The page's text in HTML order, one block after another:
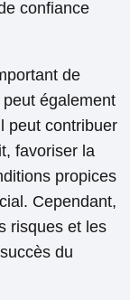
confiance
de
également
peut contribuer
favoriser la
propices
Cependant,
risques et les
du